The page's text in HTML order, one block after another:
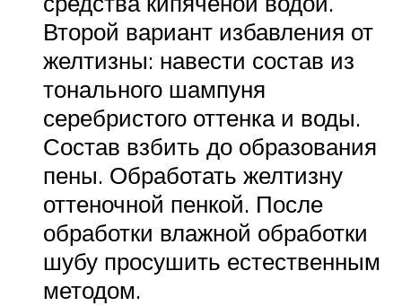
Второй вариант избавления от
желтизны: навести состав из
тонального шампуня
серебристого оттенка и воды.
Состав взбить до образования
пены. Обработать желтизну
оттеночной пенкой. После
обработки влажной обработки
шубу просушить естественным
методом.